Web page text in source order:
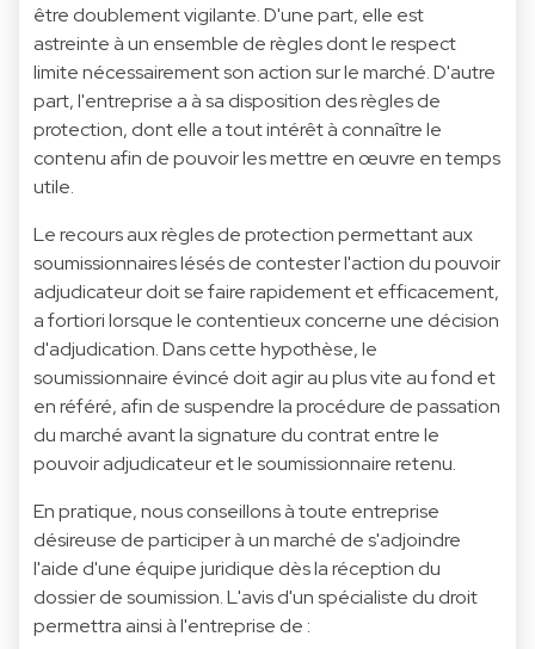
être doublement vigilante. D'une part, elle est
astreinte à un ensemble de règles dont le respect
limite nécessairement son action sur le marché. D'autre
part, l'entreprise a à sa disposition des règles de
protection, dont elle a tout intérêt à connaître le
contenu afin de pouvoir les mettre en œuvre en temps
utile.
Le recours aux règles de protection permettant aux
soumissionnaires lésés de contester l'action du pouvoir
adjudicateur doit se faire rapidement et efficacement,
a fortiori lorsque le contentieux concerne une décision
d'adjudication. Dans cette hypothèse, le
soumissionnaire évincé doit agir au plus vite au fond et
en référé, afin de suspendre la procédure de passation
du marché avant la signature du contrat entre le
pouvoir adjudicateur et le soumissionnaire retenu.
En pratique, nous conseillons à toute entreprise
désireuse de participer à un marché de s'adjoindre
l'aide d'une équipe juridique dès la réception du
dossier de soumission. L'avis d'un spécialiste du droit
permettra ainsi à l'entreprise de :